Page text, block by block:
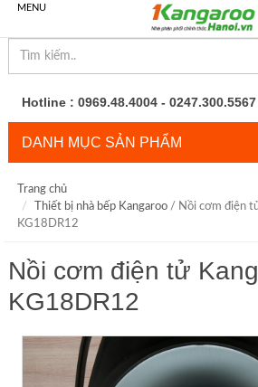
MENU
Hotline : 0969.48.4004 - 0247.300.5567
DANH MỤC SẢN PHẨM
Trang chủ
Thiết bị nhà bếp Kangaroo/ Nồi cơm điện
KG18DR12
Nồi cơm điện tử
KG18DR12